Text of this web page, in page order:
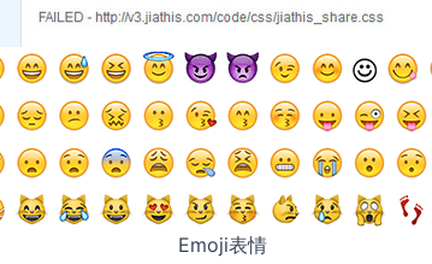
Emoji表情